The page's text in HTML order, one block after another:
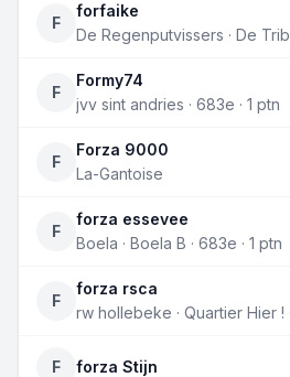
F
forfaike
De Regenputvissers · De
F
Formy74
jvv sint andries · 683e · 1 ptn
F
Forza 9000
La-Gantoise
F
forza essevee
Boela · Boela B · 683e · 1 ptn
F
forza rsca
rw hollebeke · Quartier Hier !
F forza Stijn